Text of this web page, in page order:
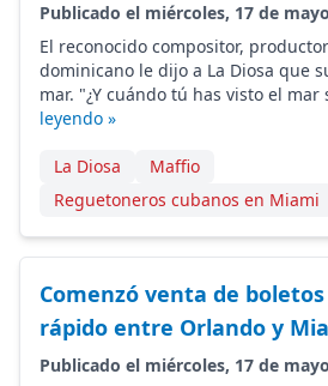
Publicado el miércoles, 17 de
El reconocido compositor,
dominicano le dijo a La Diosa que
mar. "¿Y cuándo tú has visto el mar
leyendo »
La Diosa
Maffio
Reguetoneros cubanos en Miami
Comenzó venta de
rápido entre Orlando y
Publicado el miércoles, 17 de